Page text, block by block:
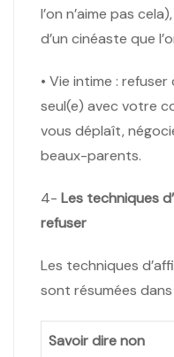
l’on n’aime pas
d’un cinéaste que
• Vie intime :
seul(e) avec votre
vous déplaît,
beaux-parents.
4- Les techniques
refuser
Les techniques
sont résumées
Savoir dire non